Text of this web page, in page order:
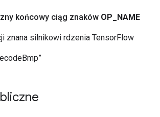
końcowy ciąg znaków OP NAME
znana silnikowi rdzenia TensorFlow